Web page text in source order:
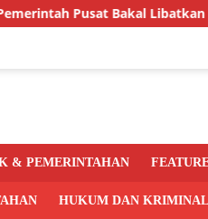
Pusat Bakal Libatkan
& PEMERINTAHAN
HUKUM DAN KRIMINAL